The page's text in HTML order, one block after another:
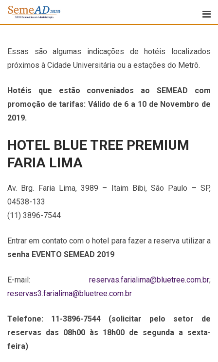
Essas são algumas indicações de hotéis localizados
próximos à Cidade Universitária ou a estações do Metrô.
Hotéis que estão conveniados ao SEMEAD com
promoção de tarifas: Válido de 6 a 10 de Novembro de
2019.
HOTEL BLUE TREE PREMIUM
FARIA LIMA
Av. Brg. Faria Lima, 3989 – Itaim Bibi, São Paulo – SP,
04538-133
(11) 3896-7544
Entrar em contato com o hotel para fazer a reserva utilizar a
senha EVENTO SEMEAD 2019
E-mail: reservas.farialima@bluetree.com.br;
reservas3.farialima@bluetree.com.br
Telefone: 11-3896-7544 (solicitar pelo setor de
reservas das 08h00 às 18h00 de segunda a sexta-
feira)